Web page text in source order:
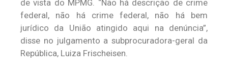
de vista do MPMG. “Não há descrição de crime
federal, não há crime federal, não há bem
jurídico da União atingido aqui na denúncia”,
disse no julgamento a subprocuradora-geral da
República, Luiza Frischeisen.